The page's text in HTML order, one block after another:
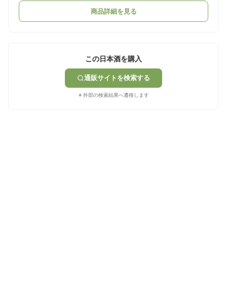
商品詳細を見る
この日本酒を購入
通販サイトを検索する
※ 外部の検索結果へ遷移します